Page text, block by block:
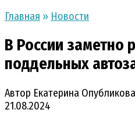
Главная » Новости
В России заметно
поддельных
Автор Екатерина
21.08.2024